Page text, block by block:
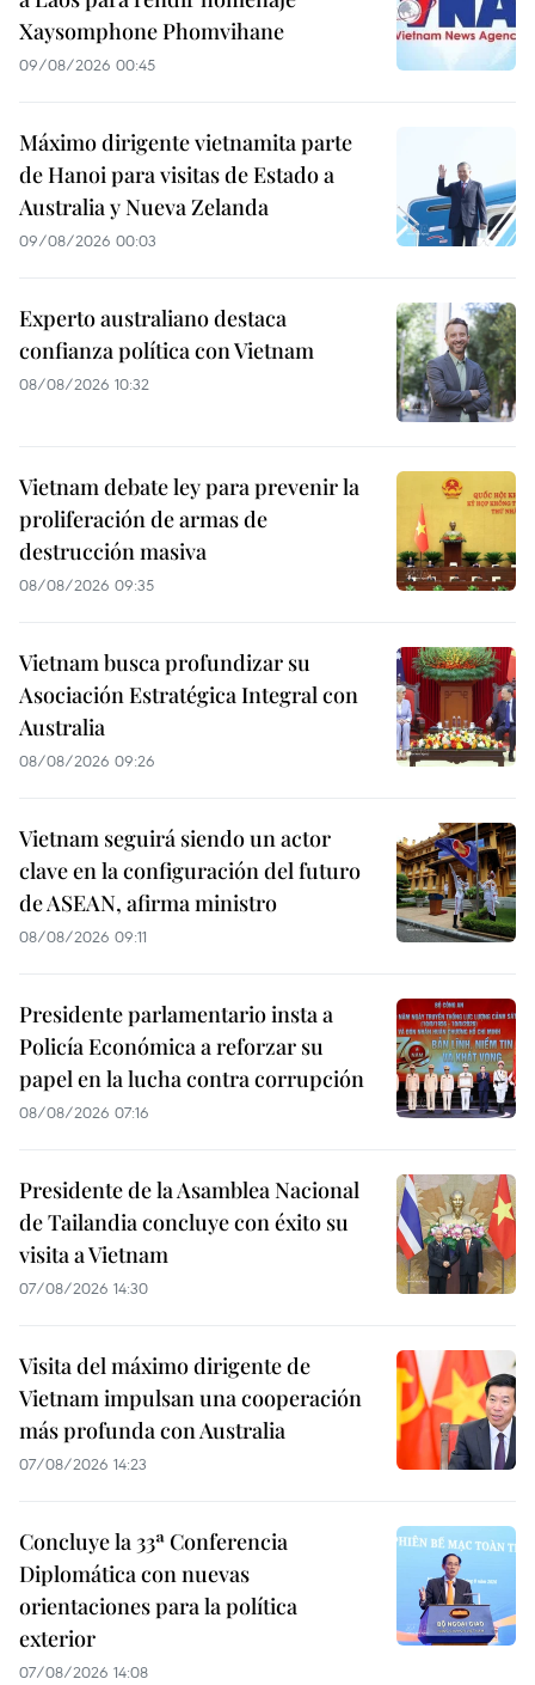
Xaysomphone Phomvihane
09/08/2026 00:45
Máximo dirigente vietnamita parte
de Hanoi para visitas de Estado a
Australia y Nueva Zelanda
09/08/2026 00:03
Experto australiano destaca
confianza política con Vietnam
08/08/2026 10:32
Vietnam debate ley para prevenir la
proliferación de armas de
destrucción masiva
08/08/2026 09:35
Vietnam busca profundizar su
Asociación Estratégica Integral con
Australia
08/08/2026 09:26
Vietnam seguirá siendo un actor
clave en la configuración del futuro
de ASEAN, afirma ministro
08/08/2026 09:11
Presidente parlamentario insta a
Policía Económica a reforzar su
papel en la lucha contra corrupción
08/08/2026 07:16
Presidente de la Asamblea Nacional
de Tailandia concluye con éxito su
visita a Vietnam
07/08/2026 14:30
Visita del máximo dirigente de
Vietnam impulsan una cooperación
más profunda con Australia
07/08/2026 14:23
Concluye la 33ª Conferencia
Diplomática con nuevas
orientaciones para la política
exterior
07/08/2026 14:08